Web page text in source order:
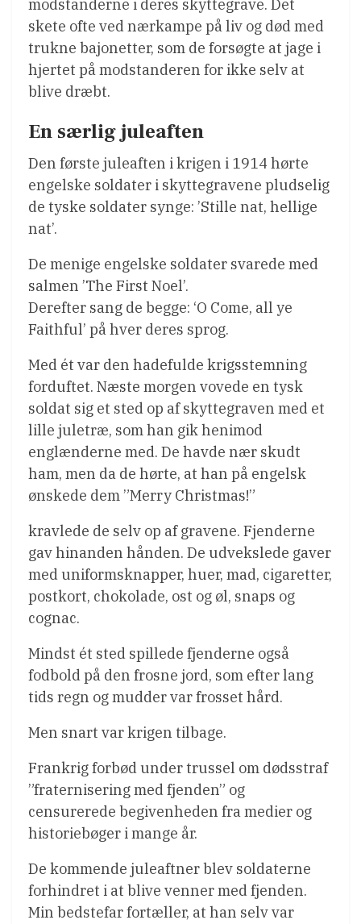
modstanderne i deres skyttegrave. Det
skete ofte ved nærkampe på liv og død med
trukne bajonetter, som de forsøgte at jage i
hjertet på modstanderen for ikke selv at
blive dræbt.
En særlig juleaften
Den første juleaften i krigen i 1914 hørte
engelske soldater i skyttegravene pludselig
de tyske soldater synge: ’Stille nat, hellige
nat’.
De menige engelske soldater svarede med
salmen ’The First Noel’.
Derefter sang de begge: ‘O Come, all ye
Faithful’ på hver deres sprog.
Med ét var den hadefulde krigsstemning
forduftet. Næste morgen vovede en tysk
soldat sig et sted op af skyttegraven med et
lille juletræ, som han gik henimod
englænderne med. De havde nær skudt
ham, men da de hørte, at han på engelsk
ønskede dem ”Merry Christmas!”
kravlede de selv op af gravene. Fjenderne
gav hinanden hånden. De udvekslede gaver
med uniformsknapper, huer, mad, cigaretter,
postkort, chokolade, ost og øl, snaps og
cognac.
Mindst ét sted spillede fjenderne også
fodbold på den frosne jord, som efter lang
tids regn og mudder var frosset hård.
Men snart var krigen tilbage.
Frankrig forbød under trussel om dødsstraf
”fraternisering med fjenden” og
censurerede begivenheden fra medier og
historiebøger i mange år.
De kommende juleaftner blev soldaterne
forhindret i at blive venner med fjenden.
Min bedstefar fortæller, at han selv var